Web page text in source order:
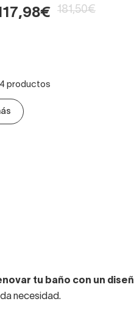
181,50€
productos
tu baño con un
necesidad.